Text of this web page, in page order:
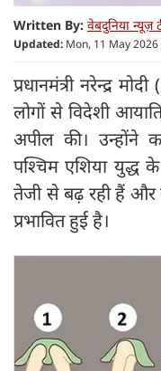
Written By: वेबदुनिया न्यूज़
Updated: Mon, 11 May 2026
प्रधानमंत्री नरेन्द्र
लोगों से विदेशी
अपील की। उन्होंने
पश्चिम एशिया युद्ध
तेजी से बढ़ रही हैं और
प्रभावित हुई है।